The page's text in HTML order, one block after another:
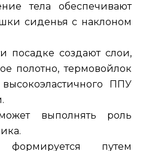
тела обеспечивают
сиденья с наклоном
посадке создают слои,
полотно, термовойлок
ППУ
выполнять роль
путем